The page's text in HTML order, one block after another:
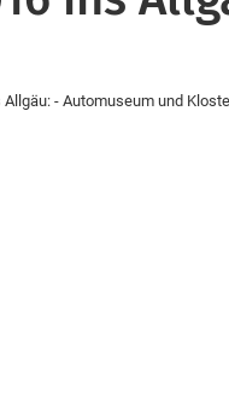
- Automuseum und